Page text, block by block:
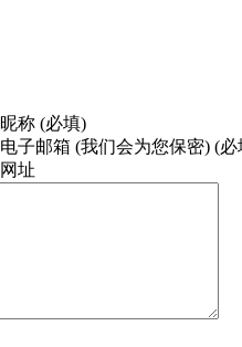
昵称 (必填)
电子邮箱 (我们会为您保密) (必
网址